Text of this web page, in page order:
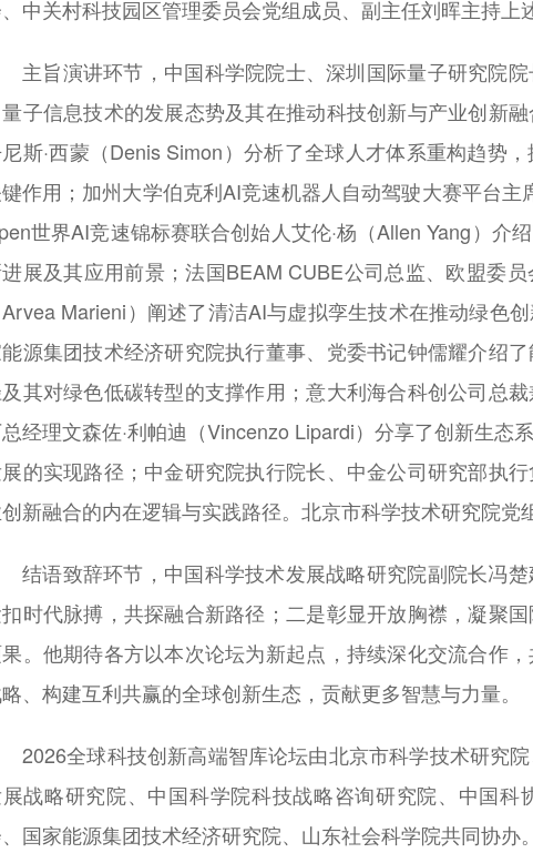
中关村科技园区管理委员会党组成员、副主任刘晖主持上
主旨演讲环节，中国科学院院士、深圳国际量子研究院
子信息技术的发展态势及其在推动科技创新与产业创新
斯·西蒙（Denis Simon）分析了全球人才体系重构趋势
作用；加州大学伯克利AI竞速机器人自动驾驶大赛平台
世界AI竞速锦标赛联合创始人艾伦·杨（Allen Yang）介
展及其应用前景；法国BEAM CUBE公司总监、欧盟委
Arvea Marieni）阐述了清洁AI与虚拟孪生技术在推动绿色
源集团技术经济研究院执行董事、党委书记钟儒耀介绍
其对绿色低碳转型的支撑作用；意大利海合科创公司总
经理文森佐·利帕迪（Vincenzo Lipardi）分享了创新生态
的实现路径；中金研究院执行院长、中金公司研究部执
新融合的内在逻辑与实践路径。北京市科学技术研究院党
结语致辞环节，中国科学技术发展战略研究院副院长冯
时代脉搏，共探融合新路径；二是彰显开放胸襟，凝聚
。他期待各方以本次论坛为新起点，持续深化交流合作
、构建互利共赢的全球创新生态，贡献更多智慧与力量。
2026全球科技创新高端智库论坛由北京市科学技术研究
战略研究院、中国科学院科技战略咨询研究院、中国
国家能源集团技术经济研究院、山东社会科学院共同协办。